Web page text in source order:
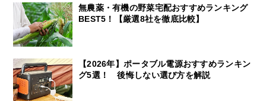
無農薬・有機の野菜宅配おすすめランキング
BEST5！【厳選8社を徹底比較】
【2026年】ポータブル電源おすすめランキン
グ5選！ 後悔しない選び方を解説